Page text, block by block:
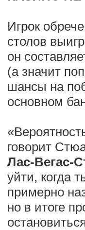
Игрок
столов
он
(а значит
шансы на
основном
говорит
Лас-Вегас-
уйти, когда
примерно
но в итоге